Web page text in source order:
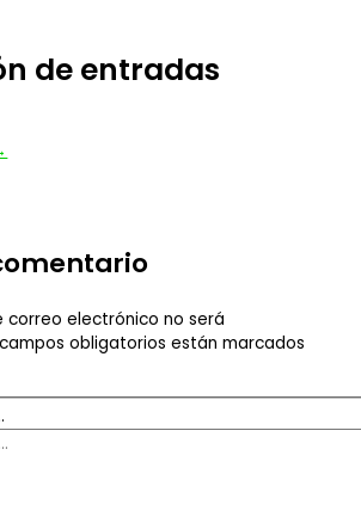
de entradas
correo electrónico no será
obligatorios están marcados